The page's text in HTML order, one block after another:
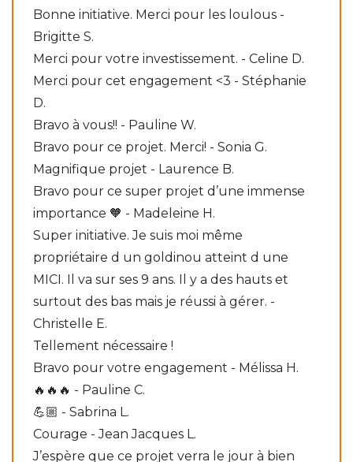
Bonne initiative. Merci pour les loulous -
Brigitte S.
Merci pour votre investissement. - Celine D.
Merci pour cet engagement <3 - Stéphanie
D.
Bravo à vous!! - Pauline W.
Bravo pour ce projet. Merci! - Sonia G.
Magnifique projet - Laurence B.
Bravo pour ce super projet d’une immense
importance 🧡 - Madeleine H.
Super initiative. Je suis moi même
propriétaire d un goldinou atteint d une
MICI. Il va sur ses 9 ans. Il y a des hauts et
surtout des bas mais je réussi à gérer. -
Christelle E.
Tellement nécessaire !
Bravo pour votre engagement - Mélissa H.
🔥🔥🔥 - Pauline C.
💪🏼 - Sabrina L.
Courage - Jean Jacques L.
J’espère que ce projet verra le jour à bien